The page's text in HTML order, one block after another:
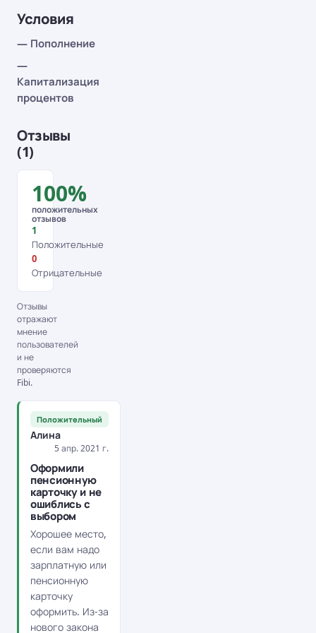
Условия
— Пополнение
—
Капитализация
процентов
Отзывы
(1)
100%
положительных
отзывов
1
Положительные
0
Отрицательные
Отзывы
отражают
мнение
пользователей
и не
проверяются
Fibi.
Положительный
Алина
5 апр. 2021 г.
Оформили
пенсионную
карточку и не
ошиблись с
выбором
Хорошее место,
если вам надо
зарплатную или
пенсионную
карточку
оформить. Из-за
нового закона